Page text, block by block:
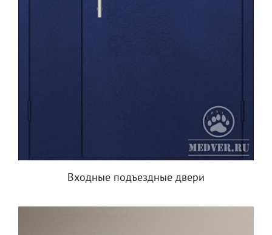
Входные подъездные двери